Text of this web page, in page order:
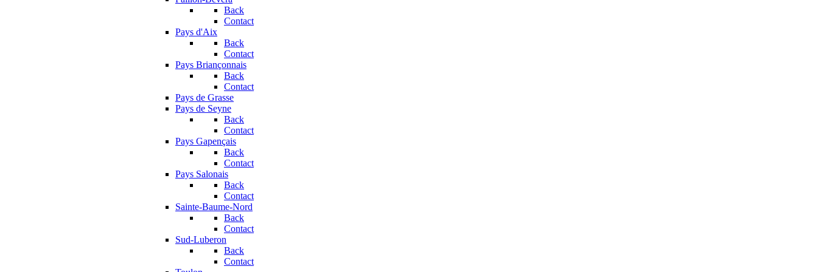
Back
Contact
Pays d'Aix
Back
Contact
Pays Briançonnais
Back
Contact
Pays de Grasse
Pays de Seyne
Back
Contact
Pays Gapençais
Back
Contact
Pays Salonais
Back
Contact
Sainte-Baume-Nord
Back
Contact
Sud-Luberon
Back
Contact